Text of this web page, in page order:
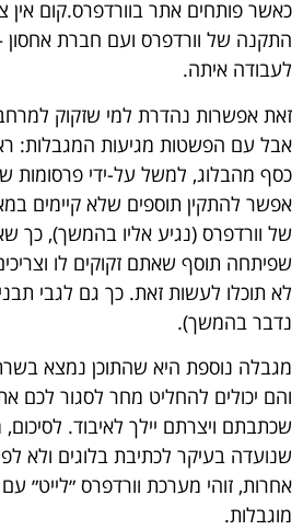
כאשר פותחים אתר בוורדפרס.קום
התקנה של וורדפרס ועם חברת
לעבודה איתה.
זאת אפשרות נהדרת למי שזקוק
אבל עם הפשטות מגיעות המגבלות:
כסף מהבלוג, למשל על-ידי פרסומות
אפשר להתקין תוספים שלא קיימים
של וורדפרס (נגיע אליו בהמשך), כך
שפיתחה תוסף שאתם זקוקים לו
לא תוכלו לעשות זאת. כך גם לגבי
נדבר בהמשך).
מגבלה נוספת היא שהתוכן נמצא
והם יכולים להחליט מחר לסגור לכם
שכתבתם ויצרתם יילך לאיבוד.
שנועדה בעיקר לכתיבת בלוגים ולא
אחרות, זוהי מערכת וורדפרס ״לייט״
מוגבלות.